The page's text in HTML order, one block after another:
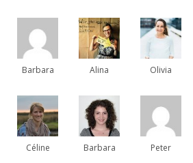
Barbara Alina Olivia
Céline Barbara Peter